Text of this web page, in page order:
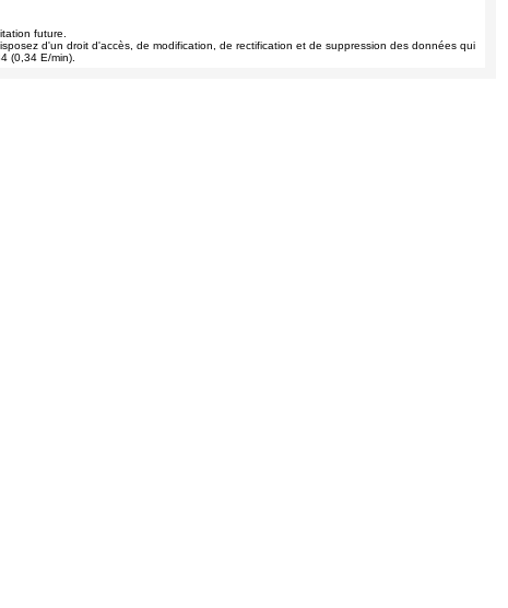
future.
d'un droit d'accès, de modification, de rectification et de suppression des données qui
(0,34 E/min).